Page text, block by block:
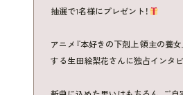
抽選で1名様にプレゼント！
アニメ『本好きの下剋上 領主の養女
する生田絵梨花さんに独占インタ